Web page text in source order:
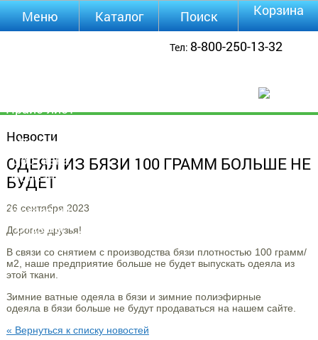
Тел: 8-800-250-13-32
Новости
ОДЕЯЛ ИЗ БЯЗИ 100 ГРАММ БОЛЬШЕ НЕ
БУДЕТ
26 сентября 2023
Дорогие друзья!
В связи со снятием с производства бязи плотностью 100 грамм/
м2, наше предприятие больше не будет выпускать одеяла из
этой ткани.
Зимние ватные одеяла в бязи и зимние полиэфирные
одеяла в бязи больше не будут продаваться на нашем сайте.
« Вернуться к списку новостей
Меню
Прайс-лист
Оплата
Доставка
Полезная
инфа
Магазины
Отзывы
Каталог Поиск Корзина